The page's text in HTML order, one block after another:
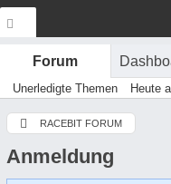
Forum
Unerledigte Themen Heute
RACEBIT FORUM
Anmeldung